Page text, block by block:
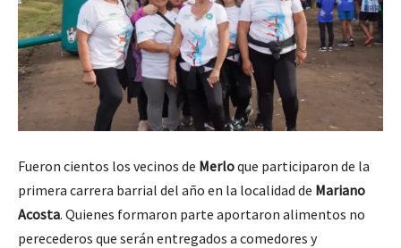
Fueron cientos los vecinos de Merloque participaron de la
primera carrera barrial del año en la localidad de Mariano
Acosta. Quienes formaron parte aportaron alimentos no
perecederos que serán entregados a comedores y